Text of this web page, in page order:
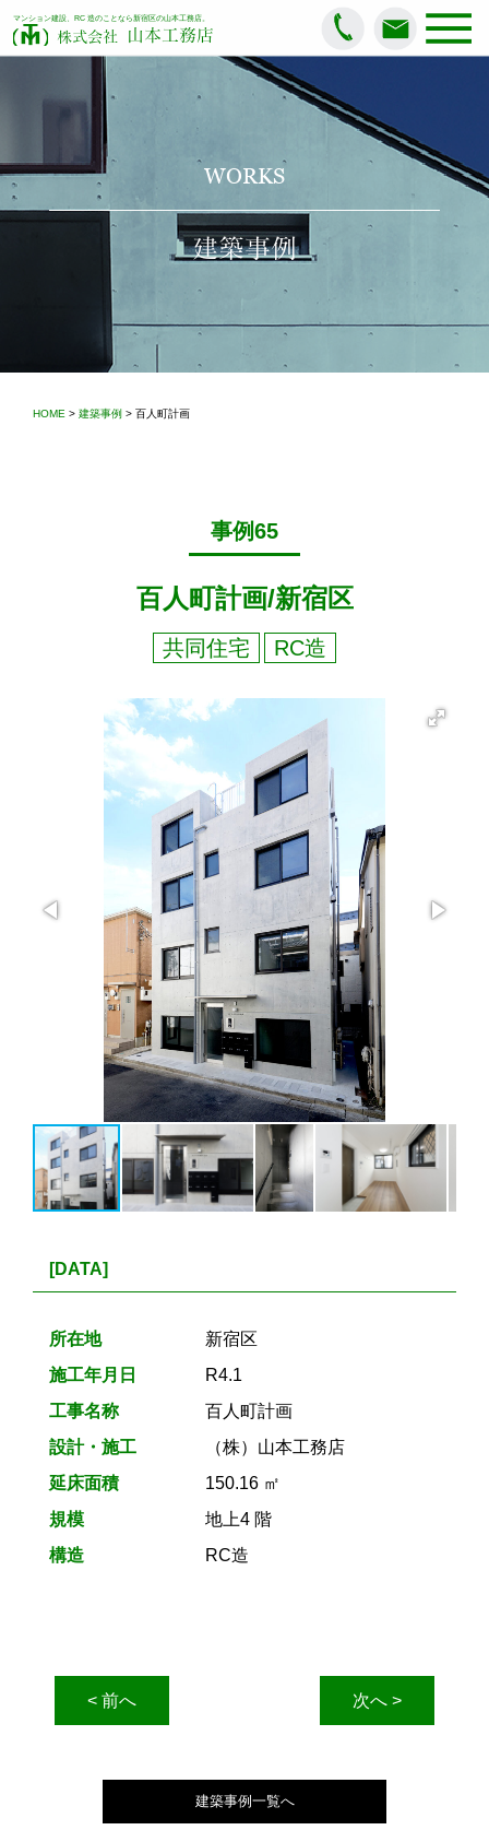
マンション建設、RC 造のことなら新宿区の山本工務店。
株式会社 山本工務店
WORKS
建築事例
HOME > 建築事例 > 百人町計画
事例65
百人町計画/新宿区
共同住宅 RC造
[DATA]
所在地
新宿区
施工年月日
R4.1
工事名称
百人町計画
設計・施工
（株）山本工務店
延床面積
150.16 ㎡
規模
地上4 階
構造
RC造
次へ >
< 前へ
建築事例一覧へ